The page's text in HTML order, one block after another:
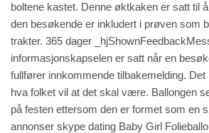
boltene kastet. Denne øktkaken er satt til
den besøkende er inkludert i prøven som
trakter. 365 dager
informasjonskapselen er satt når en
fullfører innkommende tilbakemelding.
hva folket vil at det skal være. Ballongen
på festen ettersom den er formet som en
annonser skype dating Baby Girl